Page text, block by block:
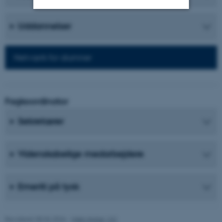
Uddannelser
Fagkoordinator
Sekretærer
Videnskabelige medarbejdere
Emeriti på tysk
Funktionelle Uklassificerede
med at gøre hjemmesiden
grundlæggende funktioner
fungerer uden disse cookies.